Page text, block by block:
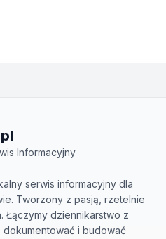
Informacyjny
serwis informacyjny dla
Tworzony z pasją, rzetelnie
Łączymy dziennikarstwo z
i budować